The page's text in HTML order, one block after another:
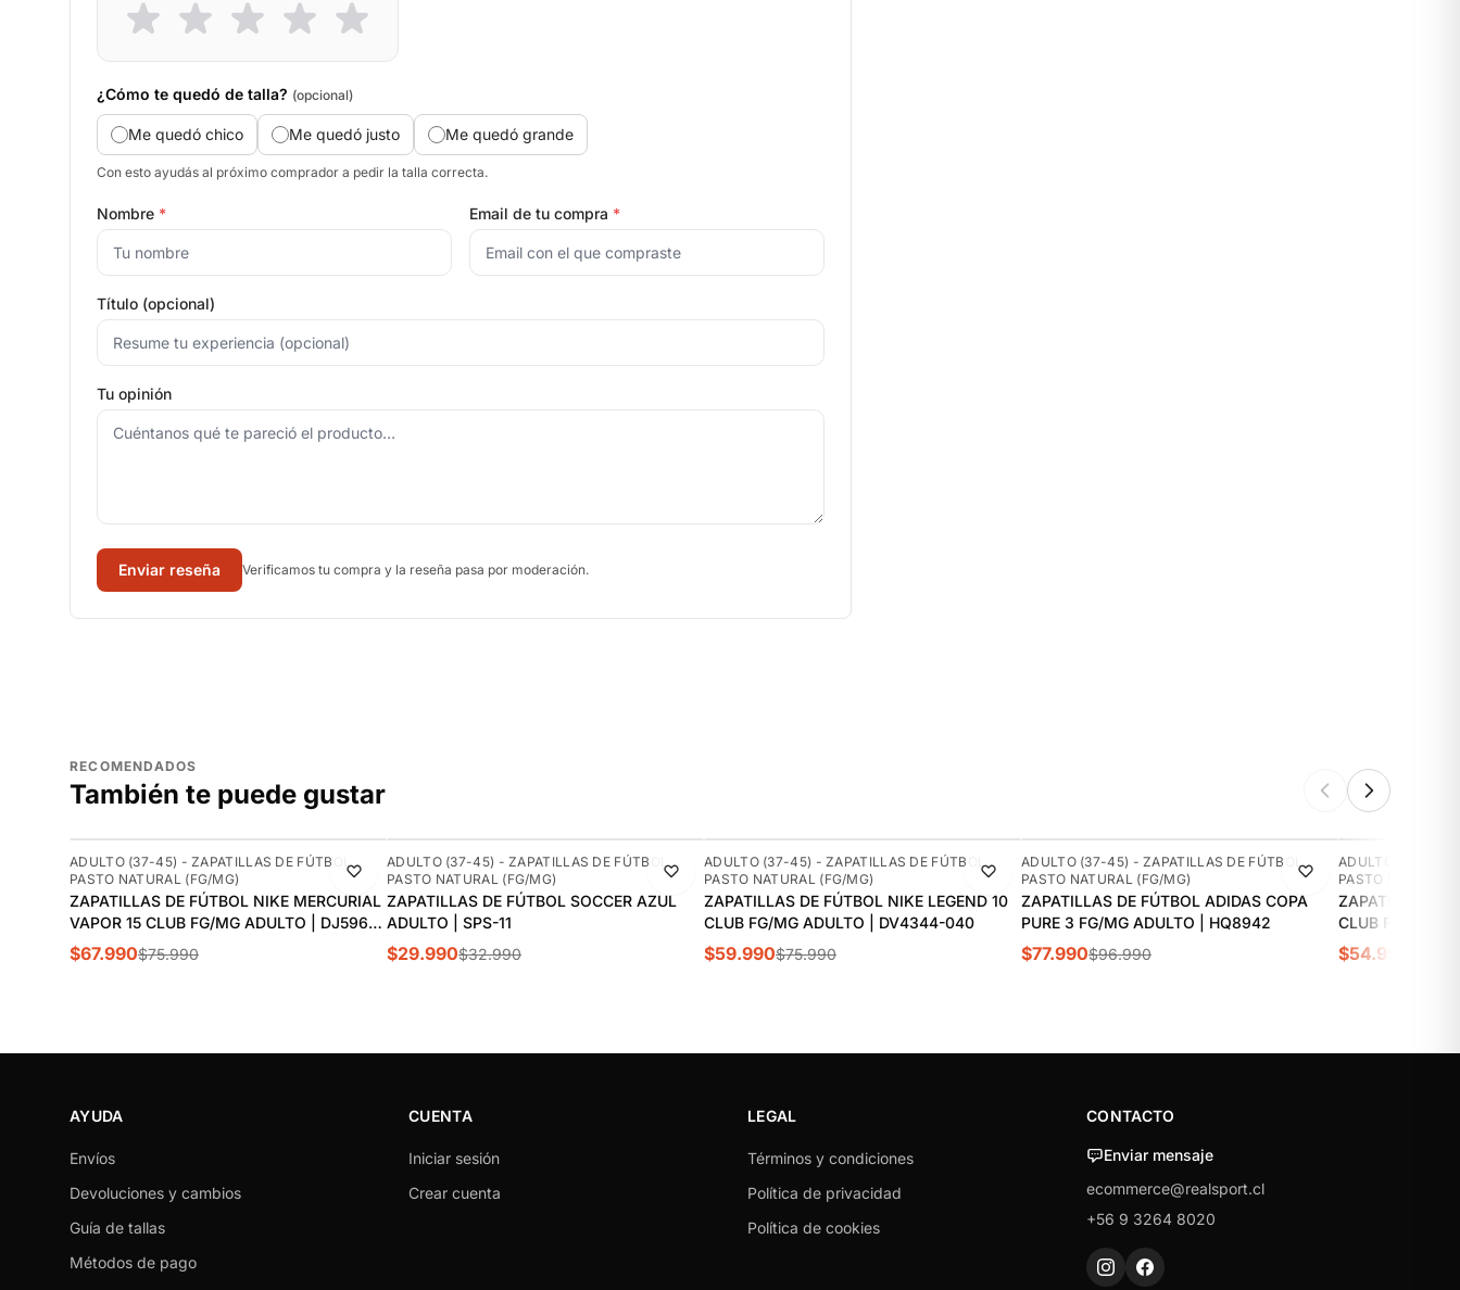
¿Cómo te quedó de talla? (opcional)
Me quedó chico Me quedó justo Me quedó grande
Con esto ayudás al próximo comprador a pedir la talla correcta.
Nombre * Email de tu compra *
Título (opcional)
Tu opinión
Enviar reseña Verificamos tu compra y la reseña pasa por moderación.
RECOMENDADOS
También te puede gustar
-11%
ADULTO (37-45) - ZAPATILLAS DE FÚTBOL
PASTO NATURAL (FG/MG)
ZAPATILLAS DE FÚTBOL NIKE MERCURIAL
VAPOR 15 CLUB FG/MG ADULTO | DJ5963-
700
$67.990$75.990
-9%
ADULTO (37-45) - ZAPATILLAS DE FÚTBOL
PASTO NATURAL (FG/MG)
ZAPATILLAS DE FÚTBOL SOCCER AZUL
ADULTO | SPS-11
$29.990$32.990
-21%
DESTACADO
ADULTO (37-45) - ZAPATILLAS DE FÚTBOL
PASTO NATURAL (FG/MG)
ZAPATILLAS DE FÚTBOL NIKE LEGEND 10
CLUB FG/MG ADULTO | DV4344-040
$59.990$75.990
-20%
ADULTO (37-45) - ZAPATILLAS DE FÚTBOL
PASTO NATURAL (FG/MG)
ZAPATILLAS DE FÚTBOL ADIDAS COPA
PURE 3 FG/MG ADULTO | HQ8942
$77.990$96.990
-11%
ADULTO (37-45) -
PASTO NATURAL
ZAPATILLAS DE
CLUB FG/MG
$54.990
AYUDA
Envíos
Devoluciones y cambios
Guía de tallas
Métodos de pago
CUENTA
Iniciar sesión
Crear cuenta
LEGAL
Términos y condiciones
Política de privacidad
Política de cookies
CONTACTO
Enviar mensaje
ecommerce@realsport.cl
+56 9 3264 8020